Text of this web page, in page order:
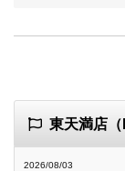
東天満店
2026/08/03